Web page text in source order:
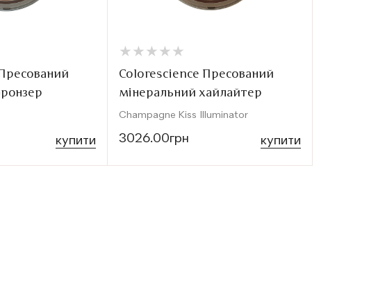
купити
★
★ ★
★ ★
★ ★
★ ★
★
Colorescience Пресований
мінеральний хайлайтер
Champagne Kiss Illuminator
3026.00грн купити